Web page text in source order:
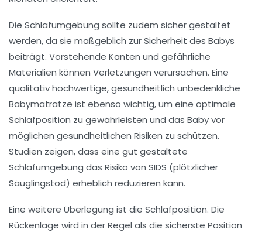
Die Schlafumgebung sollte zudem sicher gestaltet
werden, da sie maßgeblich zurSicherheit des Babys
beiträgt. Vorstehende Kanten und gefährliche
Materialien können Verletzungen verursachen. Eine
qualitativ hochwertige, gesundheitlich unbedenkliche
Babymatratze ist ebenso wichtig, um eine optimale
Schlafposition zu gewährleisten und das Baby vor
möglichen gesundheitlichen Risiken zu schützen.
Studien zeigen, dass eine gut gestaltete
Schlafumgebung das Risiko von SIDS (plötzlicher
Säuglingstod) erheblich reduzieren kann.
Eine weitere Überlegung ist die Schlafposition. Die
Rückenlage wird in der Regel als die sicherste Position